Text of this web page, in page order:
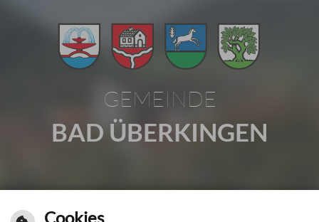
GEMEINDE
BAD ÜBERKINGEN
Tel.: 07331 2009-0 | Fax: 07331 2009-37
Cookies